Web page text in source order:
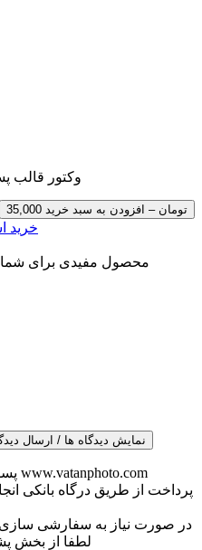
۴ وکتور
خرید
محصول مفیدی برای شما
نمایش دیدگاه ها / ارسال
پسورد فایل ها در صورت وجود www.vatanphoto.com
پرداخت از طریق درگاه بانکی
در صورت نیاز به سفارشی سازی
لطفا از بخش